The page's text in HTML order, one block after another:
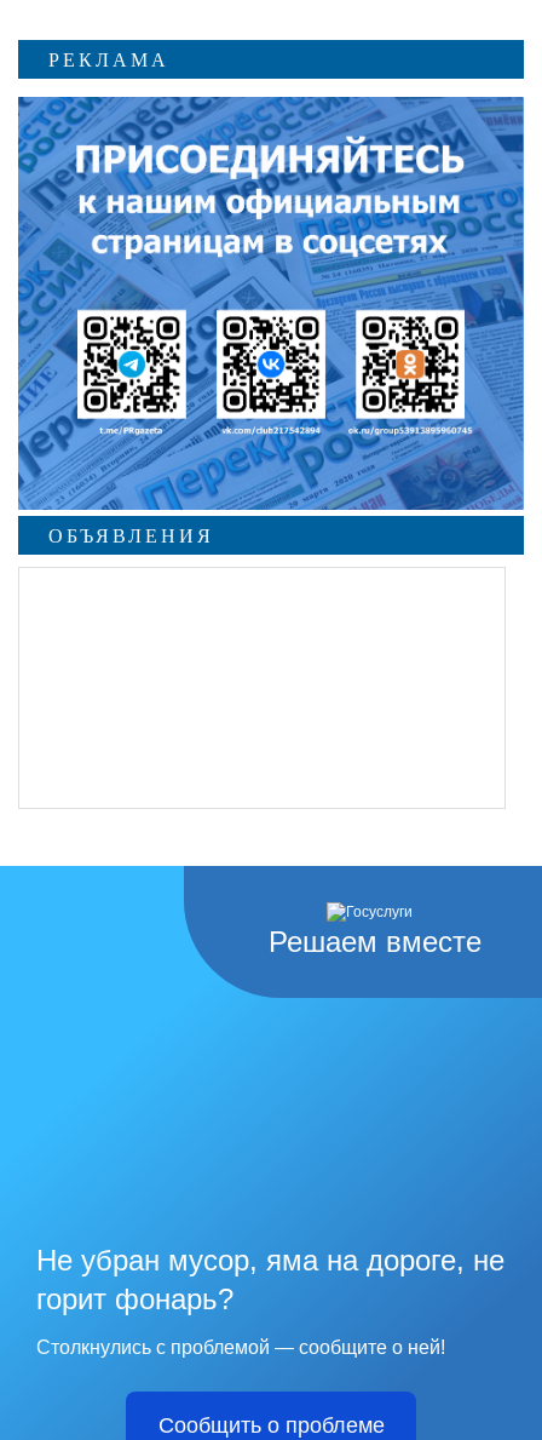
РЕКЛАМА
ОБЪЯВЛЕНИЯ
Решаем вместе
Не убран мусор, яма на дороге, не
горит фонарь?
Столкнулись с проблемой — сообщите о ней!
Сообщить о проблеме